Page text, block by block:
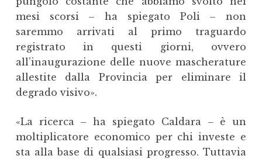
mesi scorsi – ha spiegato Poli – non
saremmo arrivati al primo traguardo
registrato in questi giorni, ovvero
all’inaugurazione delle nuove mascherature
allestite dalla Provincia per eliminare il
degrado visivo».
«La ricerca – ha spiegato Caldara – è un
moltiplicatore economico per chi investe e
sta alla base di qualsiasi progresso. Tuttavia